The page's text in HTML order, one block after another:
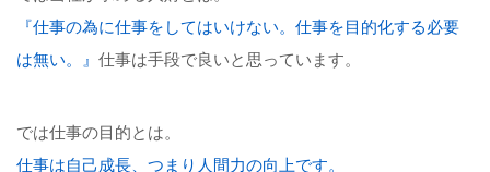
『仕事の為に仕事をしてはいけない。仕事を目的化する必要
は無い。』 仕事は手段で良いと思っています。
では仕事の目的とは。
仕事は自己成長、つまり人間力の向上です。